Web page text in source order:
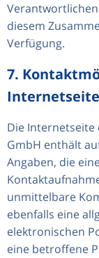
diesem
Verfügung.
7.
Internetseite
Die Internetseite
GmbH enthält
Angaben, die
unmittelbare
ebenfalls eine
elektronischen
eine betroffene